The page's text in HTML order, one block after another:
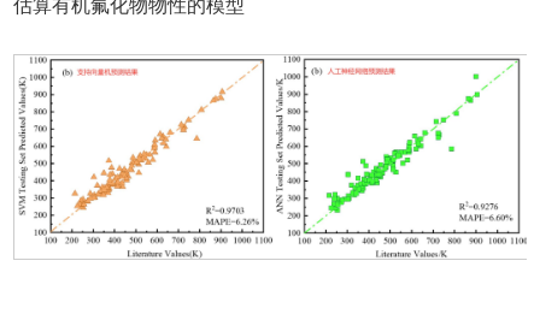
估算有机氟化物物性的模型